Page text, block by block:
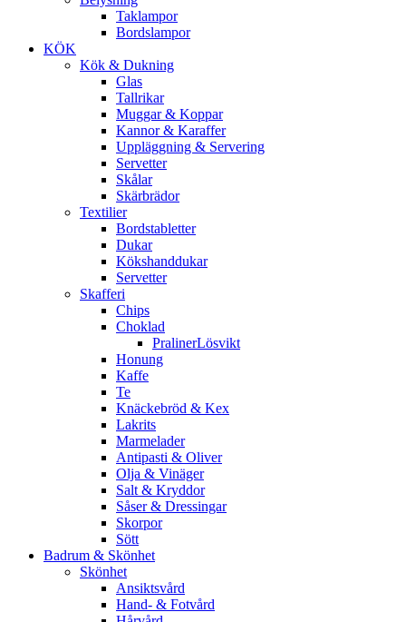
Taklampor
Bordslampor
KÖK
Kök & Dukning
Glas
Tallrikar
Muggar & Koppar
Kannor & Karaffer
Uppläggning & Servering
Servetter
Skålar
Skärbrädor
Textilier
Bordstabletter
Dukar
Kökshanddukar
Servetter
Skafferi
Chips
Choklad
PralinerLösvikt
Honung
Kaffe
Te
Knäckebröd & Kex
Lakrits
Marmelader
Antipasti & Oliver
Olja & Vinäger
Salt & Kryddor
Såser & Dressingar
Skorpor
Sött
Badrum & Skönhet
Skönhet
Ansiktsvård
Hand- & Fotvård